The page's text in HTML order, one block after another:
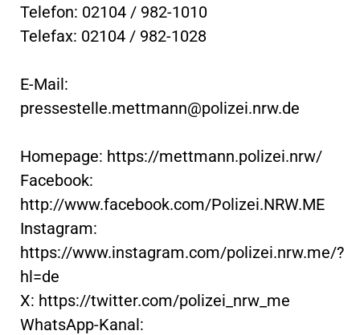
Telefon: 02104 / 982-1010
Telefax: 02104 / 982-1028
E-Mail:
pressestelle.mettmann@polizei.nrw.de
Homepage: https://mettmann.polizei.nrw/
Facebook:
http://www.facebook.com/Polizei.NRW.ME
Instagram:
https://www.instagram.com/polizei.nrw.me/?
hl=de
X: https://twitter.com/polizei_nrw_me
WhatsApp-Kanal: